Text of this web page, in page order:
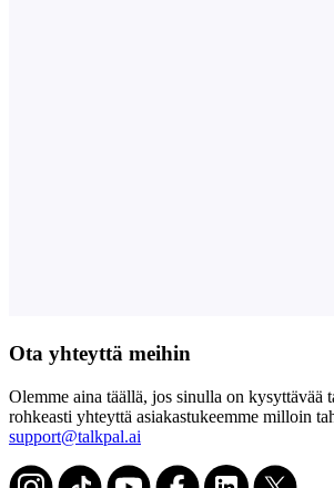
Ota yhteyttä meihin
Olemme aina täällä, jos sinulla on kysyttävää
rohkeasti yhteyttä asiakastukeemme milloin
support@talkpal.ai